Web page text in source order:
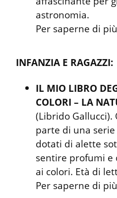
astronomia.
Per saperne di
INFANZIA E RAGAZZI:
IL MIO LIBRO
COLORI – LA
(Librido Gallucci).
parte di una
dotati di alette
sentire profumi e
ai colori. Età di
Per saperne di